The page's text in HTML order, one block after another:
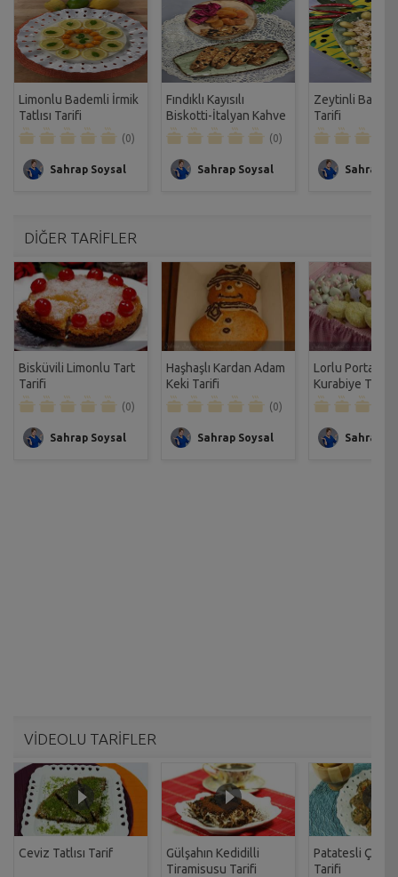
Limonlu Bademli İrmik
Tatlısı Tarifi
(0)
Sahrap Soysal
Fındıklı Kayısılı
Biskotti-İtalyan Kahve
Kurabiyesi Tarifi
(0)
Sahrap Soysal
Zeytinli
Tarifi
Sahrap
DİĞER TARİFLER
Bisküvili Limonlu Tart
Tarifi
(0)
Sahrap Soysal
Haşhaşlı Kardan Adam
Keki Tarifi
(0)
Sahrap Soysal
Lorlu Portakallı
Kurabiye Tarifi
Sahrap
VİDEOLU TARİFLER
Ceviz Tatlısı Tarif
Gülşahın Kedidilli
Tiramisusu Tarifi
Patatesli Çıtır
Tarifi